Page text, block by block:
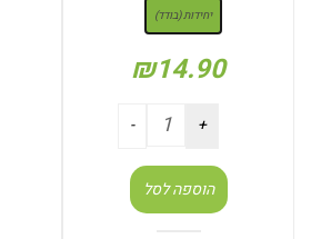
יחידות (בודד)
₪14.90
הוספה לסל